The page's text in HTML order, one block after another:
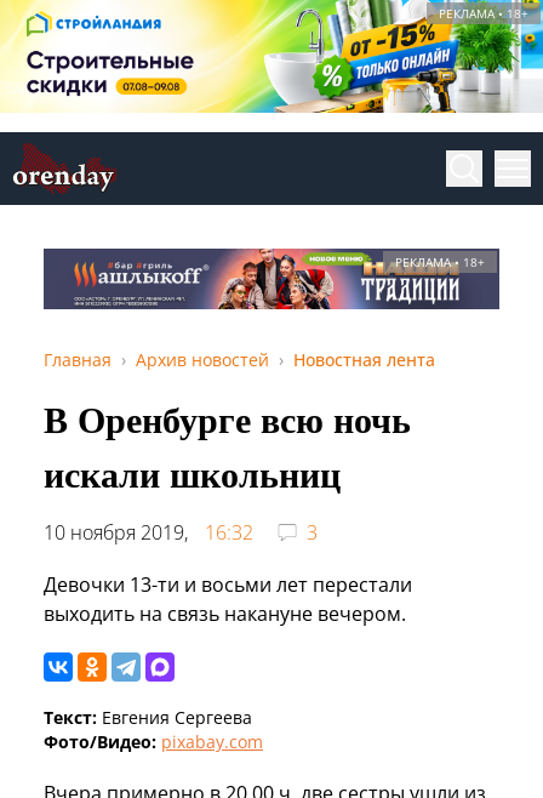
РЕКЛАМА • 18+
РЕКЛАМА • 18+
Главная Архив новостей Новостная лента
В Оренбурге всю ночь
искали школьниц
10 ноября 2019, 16:32
3
Девочки 13-ти и восьми лет перестали
выходить на связь накануне вечером.
Текст: Евгения Сергеева
Фото/Видео: pixabay.com